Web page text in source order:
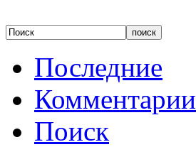
Последние
Комментарии
Поиск